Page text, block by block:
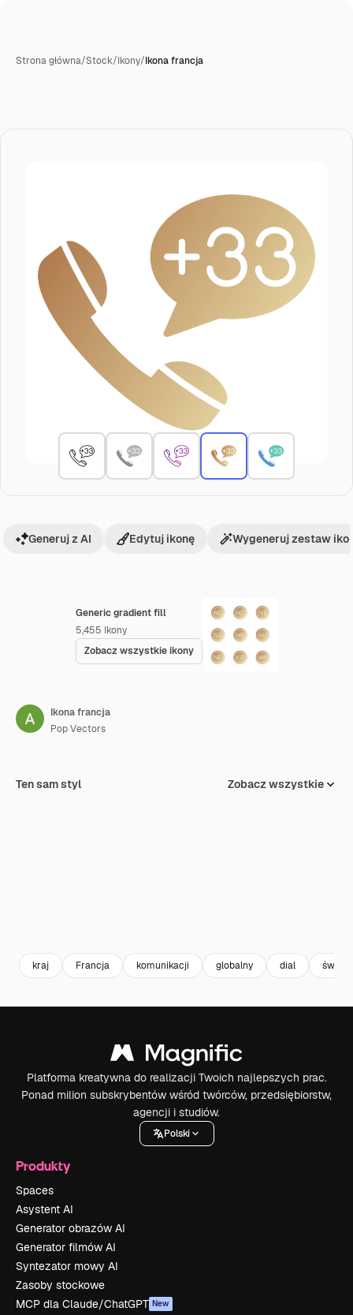
Strona główna/Stock/Ikony/Ikona francja
Generic gradient fill
5,455 Ikony
Zobacz wszystkie ikony
Generuj z AI Edytuj ikonę Wygeneruj zestaw
Ikona francja
Pop Vectors
Ten sam styl Zobacz wszystkie
kraj Francja komunikacji globalny dial
Platforma kreatywna do realizacji Twoich najlepszych prac.
Ponad milion subskrybentów wśród twórców, przedsiębiorstw,
agencji i studiów.
Polski
Produkty
Spaces
Asystent AI
Generator obrazów AI
Generator filmów AI
Syntezator mowy AI
Zasoby stockowe
MCP dla Claude/ChatGPT New